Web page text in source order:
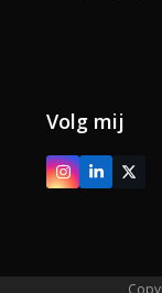
Volg mij
Instagram
LinkedIn